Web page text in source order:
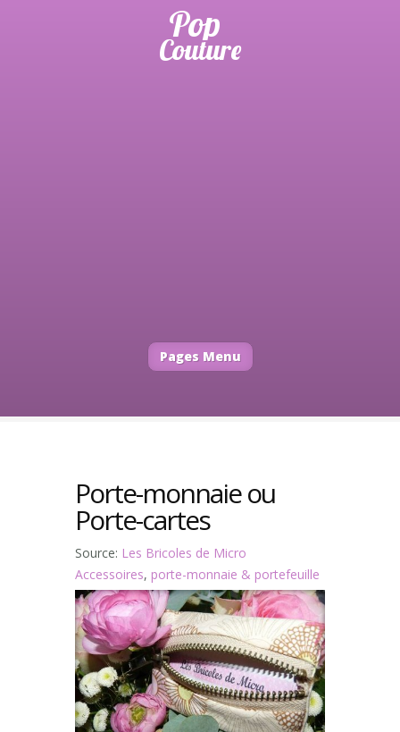
Pages Menu
Porte-monnaie ou
Porte-cartes
Source: Les Bricoles de Micro
Accessoires, porte-monnaie & portefeuille